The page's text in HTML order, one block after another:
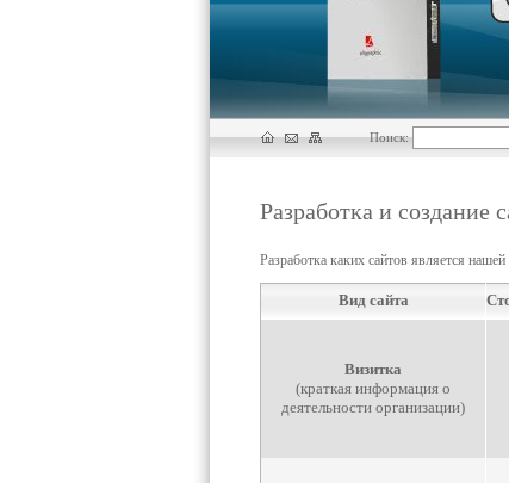
Поиск:
Разработка и создание
Разработка каких сайтов является нашей
Вид сайта
Визитка
(краткая информация о
деятельности организации)